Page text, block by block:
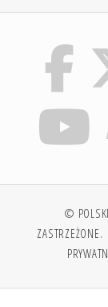
©
ZASTRZEŻONE.